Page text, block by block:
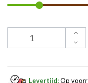
Levertijd:Op